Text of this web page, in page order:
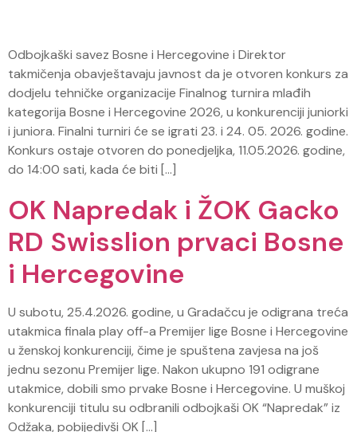
Odbojkaški savez Bosne i Hercegovine i Direktor
takmičenja obavještavaju javnost da je otvoren konkurs za
dodjelu tehničke organizacije Finalnog turnira mlađih
kategorija Bosne i Hercegovine 2026, u konkurenciji juniorki
i juniora. Finalni turniri će se igrati 23. i 24. 05. 2026. godine.
Konkurs ostaje otvoren do ponedjeljka, 11.05.2026. godine,
do 14:00 sati, kada će biti […]
OK Napredak i ŽOK Gacko
RD Swisslion prvaci Bosne
i Hercegovine
U subotu, 25.4.2026. godine, u Gradačcu je odigrana treća
utakmica finala play off-a Premijer lige Bosne i Hercegovine
u ženskoj konkurenciji, čime je spuštena zavjesa na još
jednu sezonu Premijer lige. Nakon ukupno 191 odigrane
utakmice, dobili smo prvake Bosne i Hercegovine. U muškoj
konkurenciji titulu su odbranili odbojkaši OK “Napredak” iz
Odžaka, pobijedivši OK […]